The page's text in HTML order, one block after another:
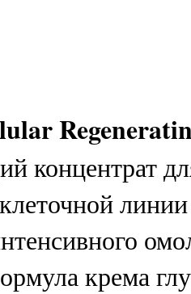
концентрат
крема